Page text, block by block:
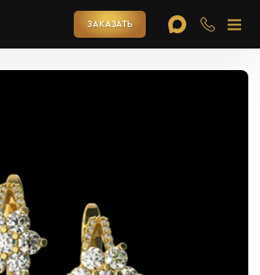
ЗАКАЗАТЬ